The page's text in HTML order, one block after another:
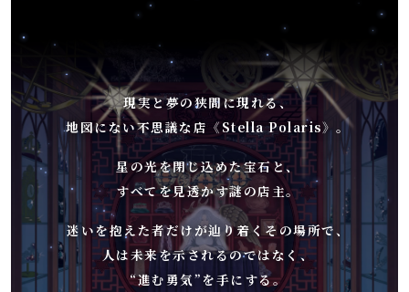
現実と夢の狭間に現れる、
地図にない不思議な店《Stella Polaris》。
星の光を閉じ込めた宝石と、
すべてを見透かす謎の店主。
迷いを抱えた者だけが辿り着くその場所で、
人は未来を示されるのではなく、
“進む勇気”を手にする。